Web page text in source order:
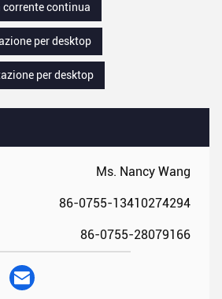
Ms. Nancy Wang
86-0755-13410274294
86-0755-28079166
corrente continua
per desktop
per desktop